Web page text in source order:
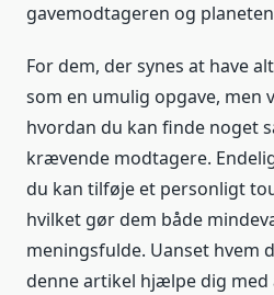
gavemodtageren og
For dem, der synes at have
som en umulig opgave, men
hvordan du kan finde noget
krævende modtagere.
du kan tilføje et personligt
hvilket gør dem både
meningsfulde. Uanset hvem
denne artikel hjælpe dig med